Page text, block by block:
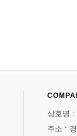
상호명
주소 :